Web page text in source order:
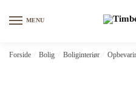
MENU
Forside Bolig Boliginteriør